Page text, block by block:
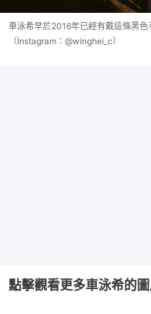
車泳希早於2016年已經有戴這條黑
（Instagram：@winghei_c）
點擊觀看更多車泳希的圖